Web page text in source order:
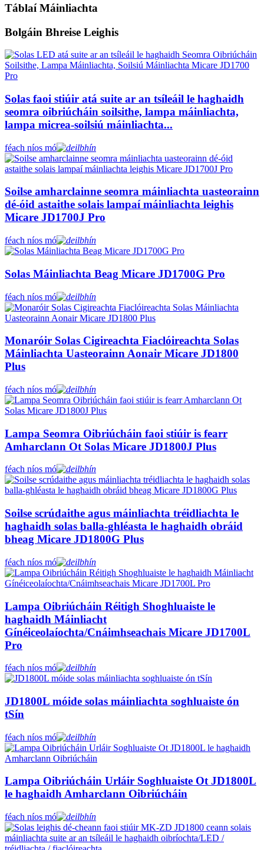
Táblaí Máinliachta
Bolgáin Bhreise Leighis
Solas faoi stiúir atá suite ar an tsíleáil le haghaidh
seomra oibriúcháin soilsithe, lampa máinliachta,
lampa micrea-soilsiú máinliachta...
féach níos mó
Soilse amharclainne seomra máinliachta uasteorainn
dé-óid astaithe solais lampaí máinliachta leighis
Micare JD1700J Pro
féach níos mó
Solas Máinliachta Beag Micare JD1700G Pro
féach níos mó
Monaróir Solas Cigireachta Fiaclóireachta Solas
Máinliachta Uasteorainn Aonair Micare JD1800
Plus
féach níos mó
Lampa Seomra Oibriúcháin faoi stiúir is fearr
Amharclann Ot Solas Micare JD1800J Plus
féach níos mó
Soilse scrúdaithe agus máinliachta tréidliachta le
haghaidh solas balla-ghléasta le haghaidh obráid
bheag Micare JD1800G Plus
féach níos mó
Lampa Oibriúcháin Réitigh Shoghluaiste le
haghaidh Máinliacht
Gínéiceolaíochta/Cnáimhseachais Micare JD1700L
Pro
féach níos mó
JD1800L móide solas máinliachta soghluaiste ón
tSín
féach níos mó
Lampa Oibriúcháin Urláir Soghluaiste Ot JD1800L
le haghaidh Amharclann Oibriúcháin
féach níos mó